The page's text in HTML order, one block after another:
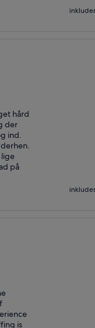
hård
der
ind.
på
is